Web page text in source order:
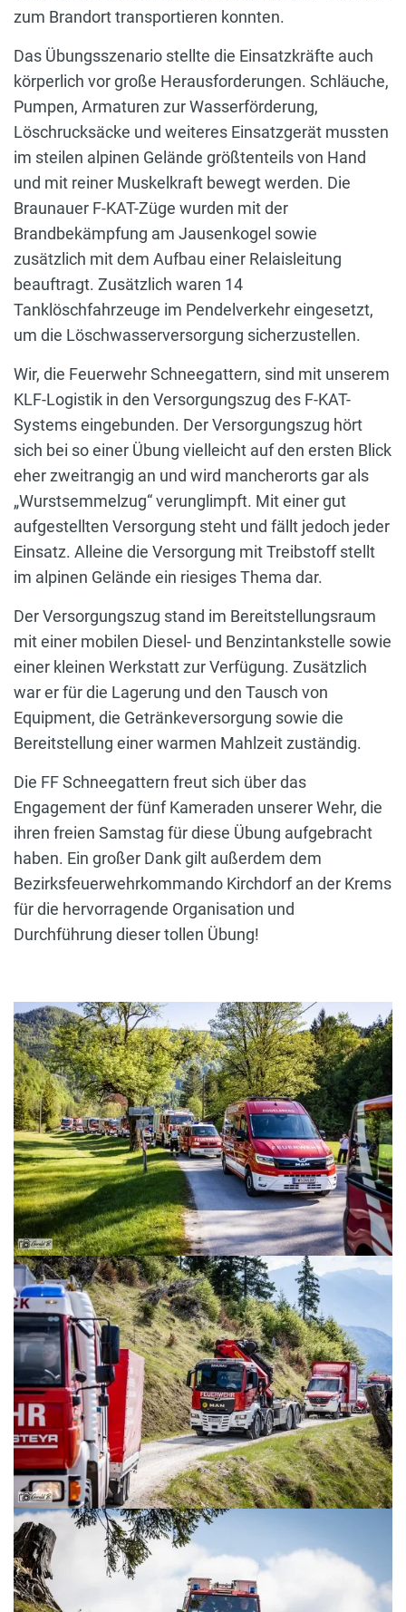
zum Brandort transportieren konnten.
Das Übungsszenario stellte die Einsatzkräfte auch
körperlich vor große Herausforderungen. Schläuche,
Pumpen, Armaturen zur Wasserförderung,
Löschrucksäcke und weiteres Einsatzgerät mussten
im steilen alpinen Gelände größtenteils von Hand
und mit reiner Muskelkraft bewegt werden. Die
Braunauer F-KAT-Züge wurden mit der
Brandbekämpfung am Jausenkogel sowie
zusätzlich mit dem Aufbau einer Relaisleitung
beauftragt. Zusätzlich waren 14
Tanklöschfahrzeuge im Pendelverkehr eingesetzt,
um die Löschwasserversorgung sicherzustellen.
Wir, die Feuerwehr Schneegattern, sind mit unserem
KLF-Logistik in den Versorgungszug des F-KAT-
Systems eingebunden. Der Versorgungszug hört
sich bei so einer Übung vielleicht auf den ersten Blick
eher zweitrangig an und wird mancherorts gar als
„Wurstsemmelzug“ verunglimpft. Mit einer gut
aufgestellten Versorgung steht und fällt jedoch jeder
Einsatz. Alleine die Versorgung mit Treibstoff stellt
im alpinen Gelände ein riesiges Thema dar.
Der Versorgungszug stand im Bereitstellungsraum
mit einer mobilen Diesel- und Benzintankstelle sowie
einer kleinen Werkstatt zur Verfügung. Zusätzlich
war er für die Lagerung und den Tausch von
Equipment, die Getränkeversorgung sowie die
Bereitstellung einer warmen Mahlzeit zuständig.
Die FF Schneegattern freut sich über das
Engagement der fünf Kameraden unserer Wehr, die
ihren freien Samstag für diese Übung aufgebracht
haben. Ein großer Dank gilt außerdem dem
Bezirksfeuerwehrkommando Kirchdorf an der Krems
für die hervorragende Organisation und
Durchführung dieser tollen Übung!